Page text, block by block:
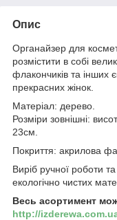
Опис
Органайзер для
розмістити в собі
флакончиків та інших
прекрасних жінок.
Матеріал: дерево.
Розміри зовнішні:
23см.
Покриття: акрилова
Виріб ручної роботи
екологічно чистих
Весь асортимент
http://